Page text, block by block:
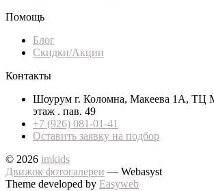
Помощь
Блог
Скидки/Акции
Контакты
Шоурум г. Коломна, Макеева 1А, ТЦ
этаж . пав. 49
+7 (926) 081-01-41
Оставить заявку на подбор
© 2026 imkids
Движок фотогалереи — Webasyst
Theme developed by Easyweb